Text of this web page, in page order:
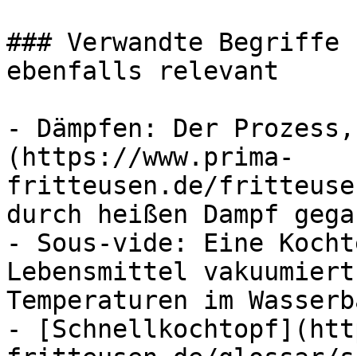
### Verwandte Begriffe
ebenfalls relevant
- Dämpfen: Der
(https://www.prima-
fritteusen.de/
durch heißen Dampf
- Sous-vide: Eine
Lebensmittel
Temperaturen im
-